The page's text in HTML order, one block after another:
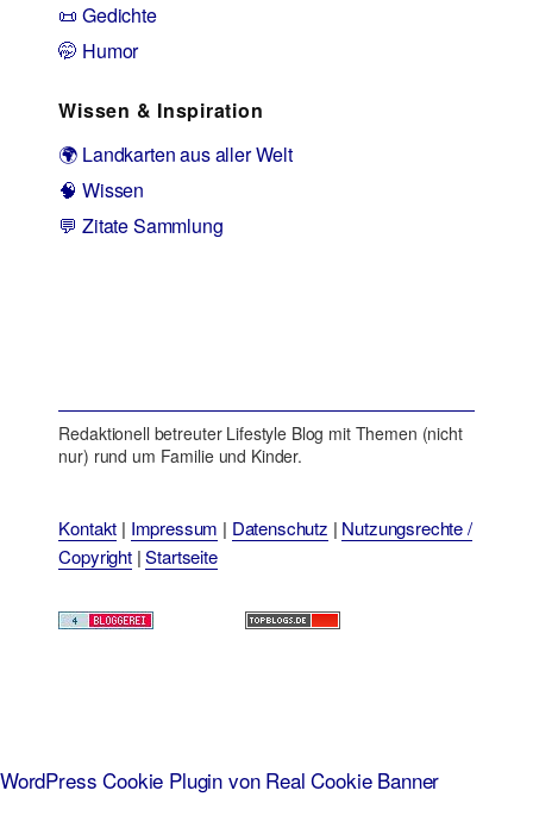
📜 Gedichte
🤭 Humor
Wissen & Inspiration
🌍 Landkarten aus aller Welt
🧠 Wissen
💬 Zitate Sammlung
Redaktionell betreuter Lifestyle Blog mit Themen (nicht
nur) rund um Familie und Kinder.
Kontakt | Impressum | Datenschutz | Nutzungsrechte /
Copyright|Startseite
WordPress Cookie Plugin von Real Cookie Banner